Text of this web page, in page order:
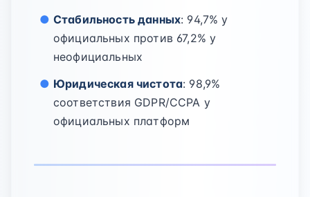
Стабильность данных: 94,7% у
официальных против 67,2% у
неофициальных
Юридическая чистота: 98,9%
соответствия GDPR/CCPA у
официальных платформ